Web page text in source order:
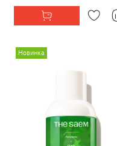
Новинка